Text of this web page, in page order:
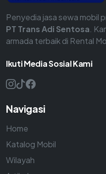
Penyedia jasa sewa mobil
PT Trans Adi Sentosa .
armada terbaik di Rental
Ikuti Media Sosial Kami
Navigasi
Home
Katalog Mobil
Wilayah